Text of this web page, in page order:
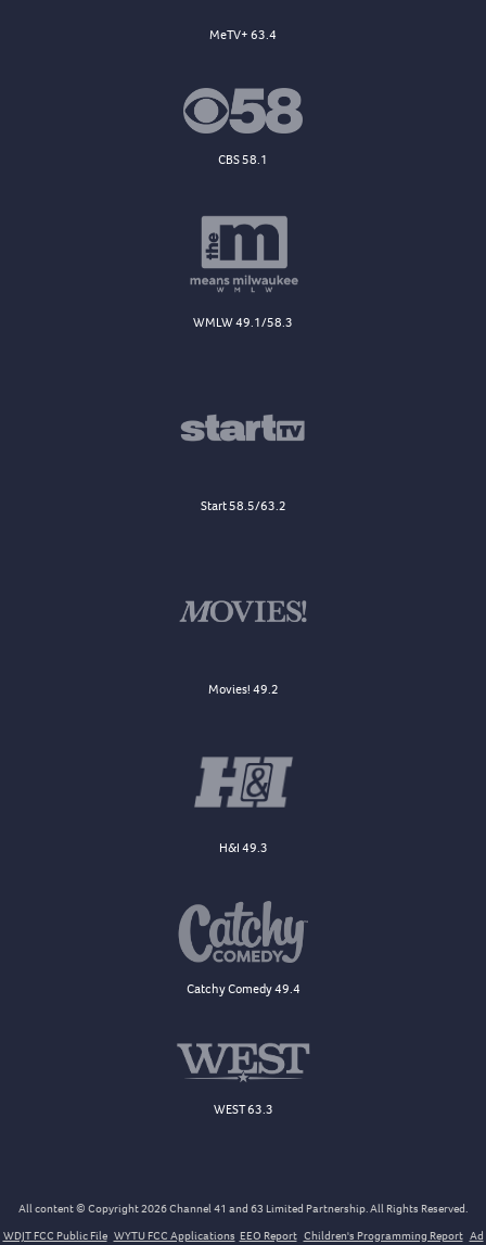
MeTV+ 63.4
CBS 58.1
WMLW 49.1/58.3
Start 58.5/63.2
Movies! 49.2
H&I 49.3
Catchy Comedy 49.4
WEST 63.3
All content © Copyright 2026 Channel 41 and 63 Limited Partnership. All Rights Reserved.
WDJT FCC Public File WYTU FCC Applications EEO Report Children's Programming Report Ad